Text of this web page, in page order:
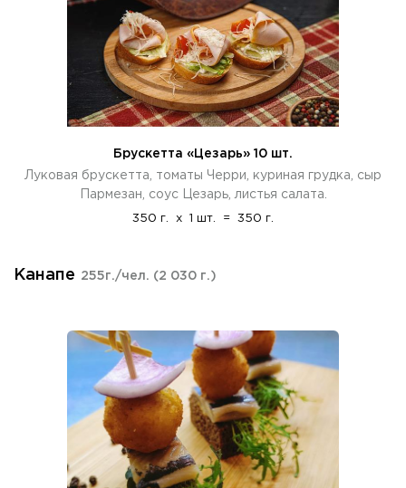
Брускетта «Цезарь» 10 шт.
Луковая брускетта, томаты Черри, куриная грудка, сыр
Пармезан, соус Цезарь, листья салата.
350 г. x 1 шт. = 350 г.
Канапе 255г./чел. (2 030 г.)